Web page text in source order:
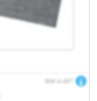
Wat is dit?